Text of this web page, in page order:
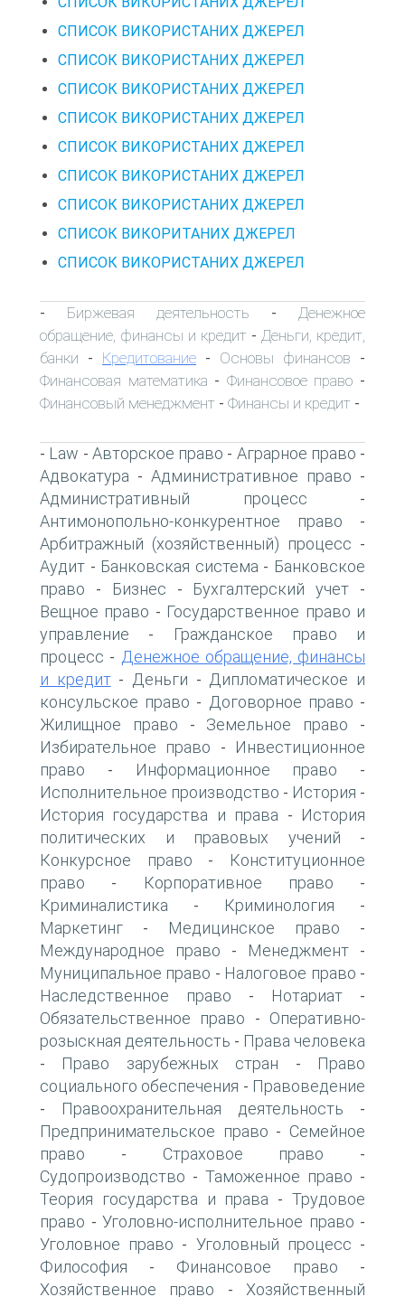
СПИСОК ВИКОРИСТАНИХ ДЖЕРЕЛ
СПИСОК ВИКОРИСТАНИХ ДЖЕРЕЛ
СПИСОК ВИКОРИСТАНИХ ДЖЕРЕЛ
СПИСОК ВИКОРИСТАНИХ ДЖЕРЕЛ
СПИСОК ВИКОРИСТАНИХ ДЖЕРЕЛ
СПИСОК ВИКОРИСТАНИХ ДЖЕРЕЛ
СПИСОК ВИКОРИСТАНИХ ДЖЕРЕЛ
СПИСОК ВИКОРИТАНИХ ДЖЕРЕЛ
СПИСОК ВИКОРИСТАНИХ ДЖЕРЕЛ
- Биржевая деятельность - Денежное
обращение, финансы и кредит - Деньги, кредит,
банки - Кредитование - Основы финансов -
Финансовая математика - Финансовое право -
Финансовый менеджмент - Финансы и кредит -
- Law - Авторское право - Аграрное право -
Адвокатура - Административное право -
Административный процесс -
Антимонопольно-конкурентное право -
Арбитражный (хозяйственный) процесс -
Аудит - Банковская система - Банковское
право - Бизнес - Бухгалтерский учет -
Вещное право - Государственное право и
управление -
Гражданское право и
процесс - Денежное обращение, финансы
и кредит- Деньги - Дипломатическое и
консульское право - Договорное право -
Жилищное право - Земельное право -
Избирательное право -
Инвестиционное
право - Информационное право -
Исполнительное производство - История -
История государства и права -
История
политических и правовых учений -
Конкурсное право -
Конституционное
право - Корпоративное право -
Криминалистика - Криминология -
Маркетинг - Медицинское право -
Международное право - Менеджмент -
Муниципальное право - Налоговое право -
Наследственное право - Нотариат -
Обязательственное право - Оперативно-
розыскная деятельность - Права человека
- Право зарубежных стран -
Право
социального обеспечения - Правоведение
- Правоохранительная деятельность -
Предпринимательское право - Семейное
право - Страховое право -
Судопроизводство - Таможенное право -
Теория государства и права -Трудовое
право - Уголовно-исполнительное право -
Уголовное право - Уголовный процесс -
Философия - Финансовое право -
Хозяйственное право - Хозяйственный